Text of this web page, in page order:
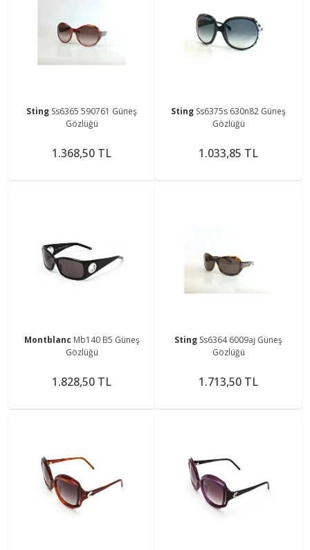
Sting Ss6365 590761 Güneş
Gözlüğü
1.368,50 TL
Sting Ss6375s 630n82 Güneş
Gözlüğü
1.033,85 TL
Montblanc Mb140 B5 Güneş
Gözlüğü
1.828,50 TL
Sting Ss6364 6009aj Güneş
Gözlüğü
1.713,50 TL